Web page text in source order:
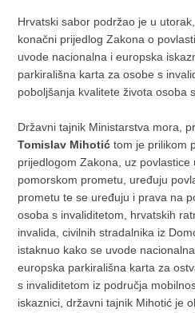
Hrvatski sabor podržao je u
konačni prijedlog Zakona o
uvode nacionalna i europska
parkirališna karta za osobe s
poboljšanja kvalitete života osoba
Državni tajnik Ministarstva mora,
Tomislav Mihotić tom je prilikom
prijedlogom Zakona, uz
pomorskom prometu, uređuju
prometu te se uređuju i prava na
osoba s invaliditetom, hrvatskih
invalida, civilnih stradalnika iz
istaknuo kako se uvode
europska parkirališna karta za
s invaliditetom iz područja
iskaznici, državni tajnik Mihotić je